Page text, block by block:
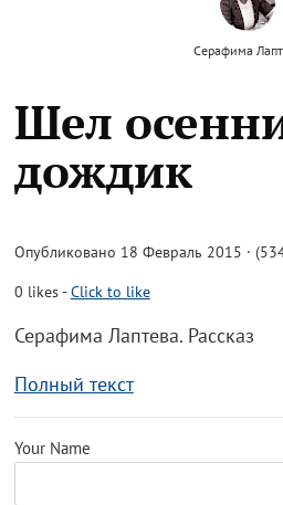
Серафима
Шел
дождик
Опубликовано 18 Февраль 2015 ·
0 likes-Click to like
Серафима Лаптева. Рассказ
Полный текст
Your Name